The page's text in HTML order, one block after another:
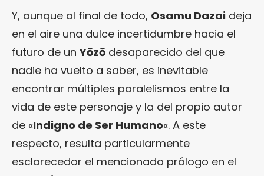
Y, aunque al final de todo, Osamu Dazai deja
en el aire una dulce incertidumbre hacia el
futuro de unYōzō desaparecido del que
nadie ha vuelto a saber, es inevitable
encontrar múltiples paralelismos entre la
vida de este personaje y la del propio autor
de «Indigno de Ser Humano«. A este
respecto, resulta particularmente
esclarecedor el mencionado prólogo en el